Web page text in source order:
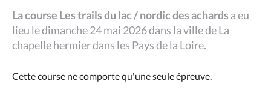
La course Les trails du lac / nordic des achards a eu
lieu le dimanche 24 mai 2026 dans la ville de La
chapelle hermier dans les Pays de la Loire.
Cette course ne comporte qu'une seule épreuve.